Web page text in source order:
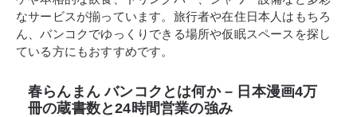
なサービスが揃っています。旅行者や在住日本人はもちろ
ん、バンコクでゆっくりできる場所や仮眠スペースを探し
ている方にもおすすめです。
春らんまん バンコクとは何か – 日本漫画4万
冊の蔵書数と24時間営業の強み